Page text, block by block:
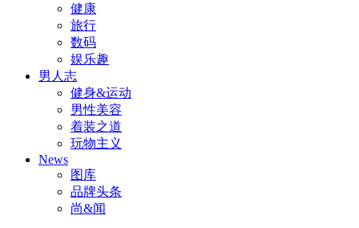
健康
旅行
数码
娱乐趣
男人志
健身&运动
男性美容
着装之道
玩物主义
News
图库
品牌头条
尚&闻